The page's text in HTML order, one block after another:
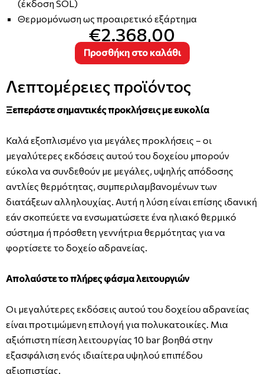
(έκδοση SOL)
Θερμομόνωση ως προαιρετικό εξάρτημα
€2.368,00
Προσθήκη στο καλάθι
Λεπτομέρειες προϊόντος
Ξεπεράστε σημαντικές προκλήσεις με ευκολία
Καλά εξοπλισμένο για μεγάλες προκλήσεις – οι
μεγαλύτερες εκδόσεις αυτού του δοχείου μπορούν
εύκολα να συνδεθούν με μεγάλες, υψηλής απόδοσης
αντλίες θερμότητας, συμπεριλαμβανομένων των
διατάξεων αλληλουχίας. Αυτή η λύση είναι επίσης ιδανική
εάν σκοπεύετε να ενσωματώσετε ένα ηλιακό θερμικό
σύστημα ή πρόσθετη γεννήτρια θερμότητας για να
φορτίσετε το δοχείο αδρανείας.
Απολαύστε το πλήρες φάσμα λειτουργιών
Οι μεγαλύτερες εκδόσεις αυτού του δοχείου αδρανείας
είναι προτιμώμενη επιλογή για πολυκατοικίες. Μια
αξιόπιστη πίεση λειτουργίας 10 bar βοηθά στην
εξασφάλιση ενός ιδιαίτερα υψηλού επιπέδου
αξιοπιστίας.